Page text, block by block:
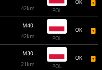
42km
POL
OK
M40
42km
POL
OK
M30
21km
POL
OK